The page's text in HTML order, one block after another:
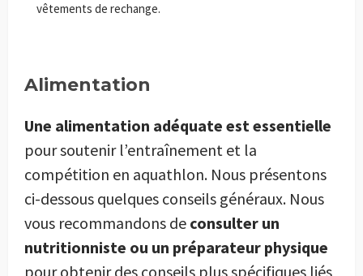
vêtements de rechange.
Alimentation
Une alimentation adéquate est essentielle
pour soutenir l’entraînement et la
compétition en aquathlon. Nous présentons
ci-dessous quelques conseils généraux. Nous
vous recommandons de consulter un
nutritionniste ou un préparateur physique
pour obtenir des conseils plus spécifiques liés